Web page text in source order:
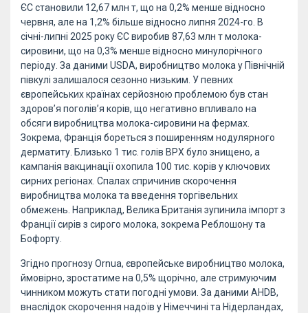
ЄС становили 12,67 млн т, що на 0,2% менше відносно
червня, але на 1,2% більше відносно липня 2024-го. В
січні-липні 2025 року ЄС виробив 87,63 млн т молока-
сировини, що на 0,3% менше відносно минулорічного
періоду. За даними USDA, виробництво молока у Північній
півкулі залишалося сезонно низьким. У певних
європейських країнах серйозною проблемою був стан
здоров’я поголів’я корів, що негативно впливало на
обсяги виробництва молока-сировини на фермах.
Зокрема, Франція бореться з поширенням нодулярного
дерматиту. Близько 1 тис. голів ВРХ було знищено, а
кампанія вакцинації охопила 100 тис. корів у ключових
сирних регіонах. Спалах спричинив скорочення
виробництва молока та введення торгівельних
обмежень. Наприклад, Велика Британія зупинила імпорт з
Франції сирів з сирого молока, зокрема Реблошону та
Бофорту.
Згідно прогнозу Ornua, європейське виробництво молока,
ймовірно, зростатиме на 0,5% щорічно, але стримуючим
чинником можуть стати погодні умови. За даними AHDB,
внаслідок скорочення надоїв у Німеччині та Нідерландах,